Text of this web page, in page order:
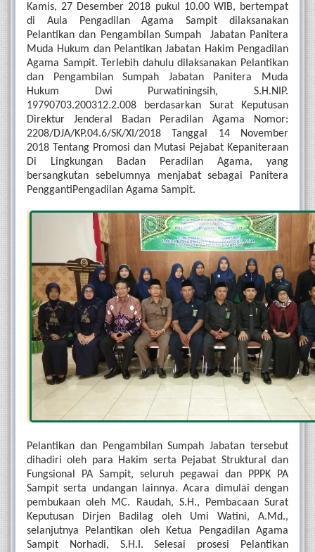
Kamis, 27 Desember 2018 pukul 10.00 WIB, bertempat
di Aula Pengadilan Agama Sampit dilaksanakan
Pelantikan dan Pengambilan Sumpah  Jabatan Panitera
Muda Hukum dan Pelantikan Jabatan Hakim Pengadilan
Agama Sampit. Terlebih dahulu dilaksanakan Pelantikan
dan Pengambilan Sumpah Jabatan Panitera Muda
Hukum Dwi Purwatiningsih, S.H.NIP.
19790703.200312.2.008 berdasarkan Surat Keputusan
Direktur Jenderal Badan Peradilan Agama Nomor:
2208/DJA/KP.04.6/SK/XI/2018 Tanggal 14 November
2018 Tentang Promosi dan Mutasi Pejabat Kepaniteraan
Di Lingkungan Badan Peradilan Agama, yang
bersangkutan sebelumnya menjabat sebagai Panitera
PenggantiPengadilan Agama Sampit.
Pelantikan dan Pengambilan Sumpah Jabatan tersebut
dihadiri oleh para Hakim serta Pejabat Struktural dan
Fungsional PA Sampit, seluruh pegawai dan PPPK PA
Sampit serta undangan lainnya. Acara dimulai dengan
pembukaan oleh MC. Raudah, S.H., Pembacaan Surat
Keputusan Dirjen Badilag oleh Umi Watini, A.Md.,
selanjutnya Pelantikan oleh Ketua Pengadilan Agama
Sampit Norhadi, S.H.I. Selesai prosesi Pelantikan